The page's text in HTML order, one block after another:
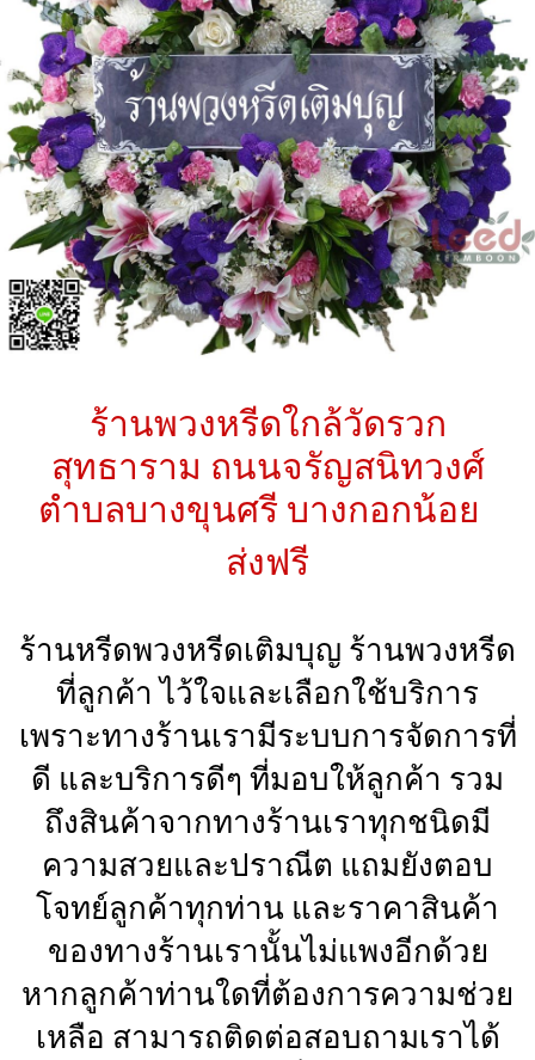
ร้านพวงหรีดใกล้วัดรวก
สุทธาราม ถนนจรัญสนิทวงศ์
ตำบลบางขุนศรี บางกอกน้อย
ส่งฟรี
ร้านหรีดพวงหรีดเติมบุญ ร้านพวงหรีด
ที่ลูกค้า ไว้ใจและเลือกใช้บริการ
เพราะทางร้านเรามีระบบการจัดการที่
ดี และบริการดีๆ ที่มอบให้ลูกค้า รวม
ถึงสินค้าจากทางร้านเราทุกชนิดมี
ความสวยและปราณีต แถมยังตอบ
โจทย์ลูกค้าทุกท่าน และราคาสินค้า
ของทางร้านเรานั้นไม่แพงอีกด้วย
หากลูกค้าท่านใดที่ต้องการความช่วย
เหลือ สามารถติดต่อสอบถามเราได้